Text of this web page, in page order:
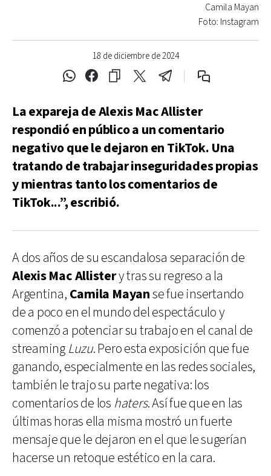
18 de diciembre de 2024
Camila Mayan
Foto: Instagram
La expareja de Alexis Mac Allister
respondió en público a un comentario
negativo que le dejaron en TikTok. Una
tratando de trabajar inseguridades propias
y mientras tanto los comentarios de
TikTok...”, escribió.
A dos años de su escandalosa separación de
Alexis Mac Allistery tras su regreso a la
Argentina, Camila Mayanse fue insertando
de a poco en el mundo del espectáculo y
comenzó a potenciar su trabajo en el canal de
streaming Luzu. Pero esta exposición que fue
ganando, especialmente en las redes sociales,
también le trajo su parte negativa: los
comentarios de los haters. Así fue que en las
últimas horas ella misma mostró un fuerte
mensaje que le dejaron en el que le sugerían
hacerse un retoque estético en la cara.